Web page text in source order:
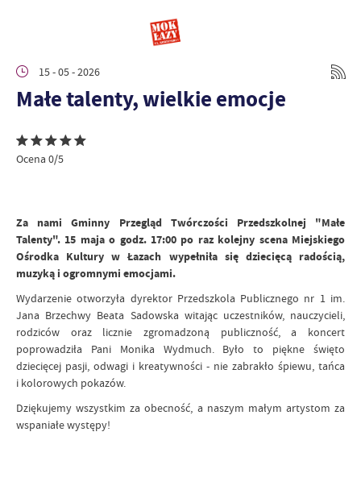
15 - 05 - 2026
Małe talenty, wielkie emocje
Ocena 0/5
Za nami Gminny Przegląd Twórczości Przedszkolnej "Małe
Talenty". 15 maja o godz. 17:00 po raz kolejny scena Miejskiego
Ośrodka Kultury w Łazach wypełniła się dziecięcą radością,
muzyką i ogromnymi emocjami.
Wydarzenie otworzyła dyrektor Przedszkola Publicznego nr 1 im.
Jana Brzechwy Beata Sadowska witając uczestników, nauczycieli,
rodziców oraz licznie zgromadzoną publiczność, a koncert
poprowadziła Pani Monika Wydmuch. Było to piękne święto
dziecięcej pasji, odwagi i kreatywności - nie zabrakło śpiewu, tańca
i kolorowych pokazów.
Dziękujemy wszystkim za obecność, a naszym małym artystom za
wspaniałe występy!